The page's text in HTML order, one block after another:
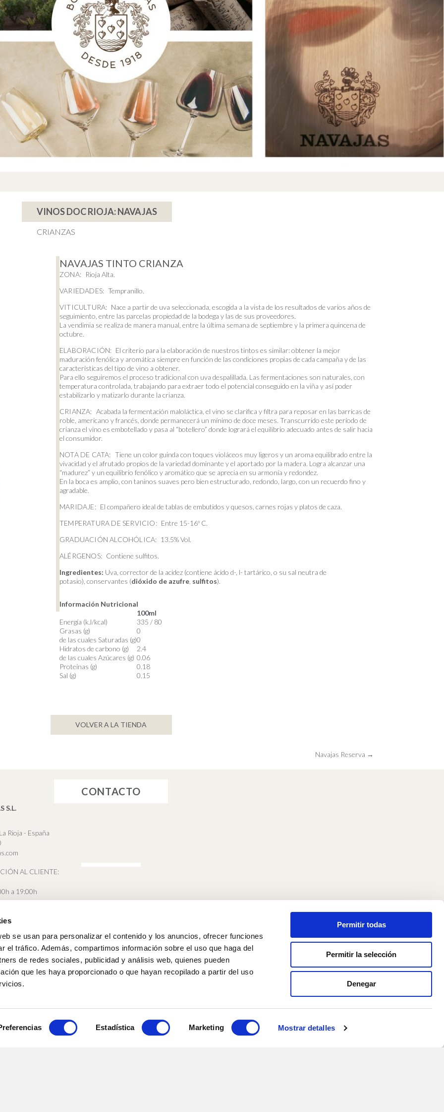
se usan para personalizar el contenido y los anuncios, ofrecer funciones
el tráfico. Además, compartimos información sobre el uso que haga del
de redes sociales, publicidad y análisis web, quienes pueden
que les haya proporcionado o que hayan recopilado a partir del uso
Estadística Marketing Mostrar detalles
Permitir todas
Permitir la selección
Denegar
CRIANZAS
VINOS DOC RIOJA: NAVAJAS
NAVAJAS TINTO CRIANZA
ZONA: Rioja Alta.
VARIEDADES: Tempranillo.
VITICULTURA: Nace a partir de uva seleccionada, escogida a la vista de los resultados de varios años de
seguimiento, entre las parcelas propiedad de la bodega y las de sus proveedores.
La vendimia se realiza de manera manual, entre la última semana de septiembre y la primera quincena de
octubre.
ELABORACIÓN: El criterio para la elaboración de nuestros tintos es similar: obtener la mejor
maduración fenólica y aromática siempre en función de las condiciones propias de cada campaña y de las
características del tipo de vino a obtener.
Para ello seguiremos el proceso tradicional con uva despalillada. Las fermentaciones son naturales, con
temperatura controlada, trabajando para extraer todo el potencial conseguido en la viña y así poder
estabilizarlo y matizarlo durante la crianza.
CRIANZA: Acabada la fermentación maloláctica, el vino se clarifica y filtra para reposar en las barricas de
roble, americano y francés, donde permanecerá un mínimo de doce meses. Transcurrido este período de
crianza el vino es embotellado y pasa al “botellero” donde logrará el equilibrio adecuado antes de salir hacia
el consumidor.
NOTA DE CATA: Tiene un color guinda con toques violáceos muy ligeros y un aroma equilibrado entre la
vivacidad y el afrutado propios de la variedad dominante y el aportado por la madera. Logra alcanzar una
“madurez” y un equilibrio fenólico y aromático que se aprecia en su armonía y redondez.
En la boca es amplio, con taninos suaves pero bien estructurado, redondo, largo, con un recuerdo fino y
agradable.
MARIDAJE: El compañero ideal de tablas de embutidos y quesos, carnes rojas y platos de caza.
TEMPERATURA DE SERVICIO: Entre 15-16º C.
GRADUACIÓN ALCOHÓLICA: 13.5% Vol.
ALÉRGENOS: Contiene sulfitos.
Ingredientes: Uva, corrector de la acidez (contiene ácido d-, l- tartárico, o su sal neutra de
potasio), conservantes (dióxido de azufre sulfitos).
Información Nutricional
100ml
Energía (kJ/kcal)
335 / 80
Grasas (g)
0
de las cuales Saturadas (g)0
Hidratos de carbono (g)
2.4
de las cuales Azúcares (g) 0.06
Proteínas (g)
0.18
Sal (g)
0.15
VOLVER A LA TIENDA
Navajas Reserva →
CONTACTO
S.L.
Rioja - España
AL CLIENTE:
a 19:00h
Acceso a Facebook
Acceso a Twitter
Acceso a Instagram
el marco del Programa ICEX Next, ha contado con el apoyo de ICEX y con la cofinanciación del
Regional